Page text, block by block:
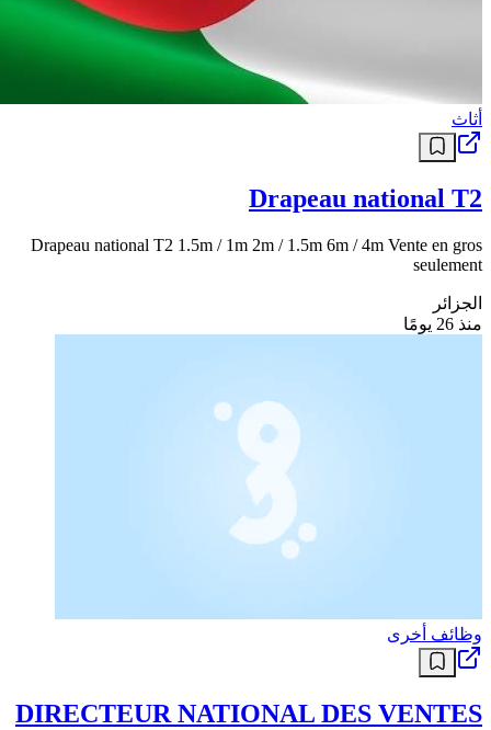
أثاث
Drapeau national T2
Drapeau national T2 1.5m / 1m 2m / 1.5m 6m / 4m Vente en gros
seulement
الجزائر
منذ 26 يومًا
وظائف أخرى
DIRECTEUR NATIONAL DES VENTES